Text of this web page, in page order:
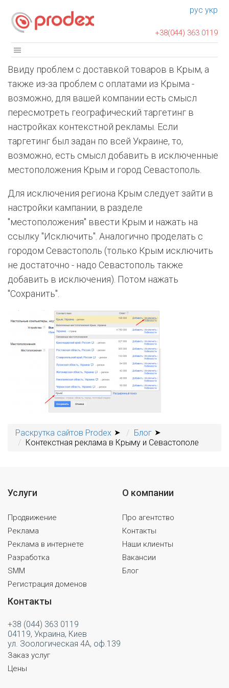
рус укр
+38(044) 363 0119
Ввиду проблем с доставкой товаров в Крым, а
также из-за проблем с оплатами из Крыма -
возможно, для вашей компании есть смысл
пересмотреть географический таргетинг в
настройках контекстной рекламы. Если
таргетинг был задан по всей Украине, то,
возможно, есть смысл добавить в исключенные
местоположения Крым и город Севастополь.
Для исключения региона Крым следует зайти в
настройки кампании, в разделе
"местоположения" ввести Крым и нажать на
ссылку "Исключить". Аналогично проделать с
городом Севастополь (только Крым исключить
не достаточно - надо Севастополь также
добавить в исключения). Потом нажать
"Сохранить".
Раскрутка сайтов Prodex
Блог
Контекстная реклама в Крыму и Севастополе
Услуги
Продвижение
Реклама
Реклама в интернете
Разработка
SMM
Регистрация доменов
О компании
Про агентство
Контакты
Наши клиенты
Вакансии
Блог
Контакты
+38 (044) 363 0119
04119, Украина, Киев
ул. Зоологическая 4А, оф.139
Заказ услуг
Цены